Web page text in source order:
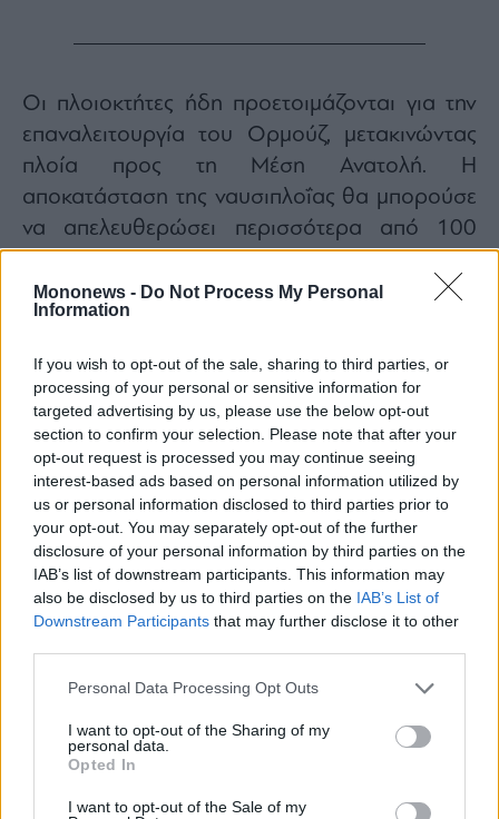
Mononews - Do Not Process My Personal
Information
If you wish to opt-out of the sale, sharing to third parties, or
processing of your personal or sensitive information for
targeted advertising by us, please use the below opt-out
section to confirm your selection. Please note that after your
opt-out request is processed you may continue seeing
interest-based ads based on personal information utilized by
us or personal information disclosed to third parties prior to
your opt-out. You may separately opt-out of the further
disclosure of your personal information by third parties on the
IAB’s list of downstream participants. This information may
also be disclosed by us to third parties on the IAB’s List of
Downstream Participants that may further disclose it to other
Personal Data Processing Opt Outs
I want to opt-out of the Sharing of my
personal data.
Opted In
I want to opt-out of the Sale of my
Οι πλοιοκτήτες ήδη προετοιμάζονται για την
επαναλειτουργία του Ορμούζ, μετακινώντας
πλοία προς τη Μέση Ανατολή. Η
αποκατάσταση της ναυσιπλοΐας θα μπορούσε
να απελευθερώσει περισσότερα από 100
παραμένουν εγκλωβισμένα στον Κόλπο,
λειτουργώντας ουσιαστικά σαν επιπλέον
αποδέσμευση αποθεμάτων στην αγορά.
Η πτώση των τιμών έχει ήδη περιορίσει τους
φόβους για νέο πληθωριστικό σοκ από την
ενέργεια. Αναλυτές εκτιμούν ότι δεν πρόκειται
απλώς για μείωση του γεωπολιτικού risk
premium, αλλά για επανατιμολόγηση της
ισορροπίας προσφοράς και ζήτησης στην
παγκόσμια αγορά πετρελαίου για τους
επόμενους μήνες.
Διαβάστε επίσης
μέσα στις επόμενες 48 ώρες